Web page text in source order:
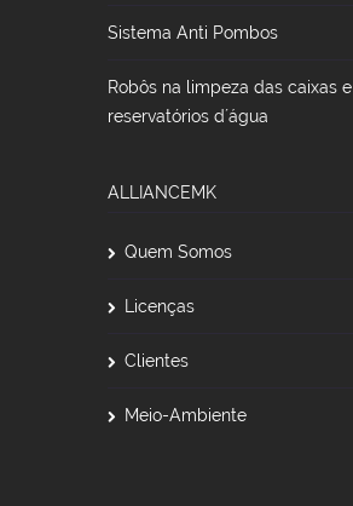
Sistema Anti Pombos
Robôs na limpeza das caixas e
reservatórios d´água
ALLIANCEMK
Quem Somos
Licenças
Clientes
Meio-Ambiente